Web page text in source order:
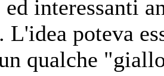
interessanti
poteva
qualche